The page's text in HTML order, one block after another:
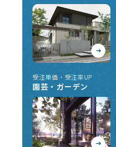
受注単価・受注率UP
園芸・ガーデン